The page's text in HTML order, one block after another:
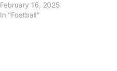
February 16, 2025
In "Football"